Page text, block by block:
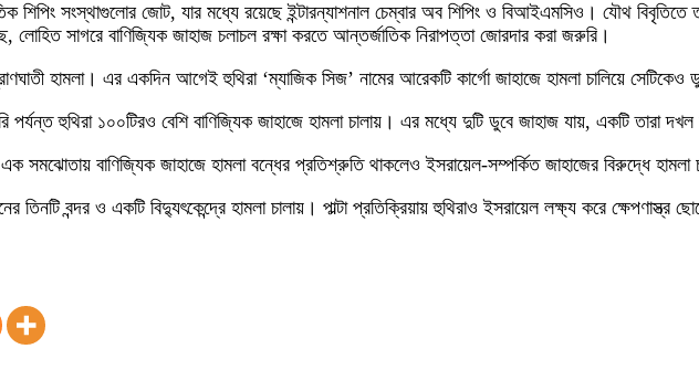
শিপিং সংস্থাগুলোর জোট, যার মধ্যে রয়েছে ইন্টারন্যাশনাল চেম্বার অব শিপিং ও বিআইএমসিও। যৌথ বিবৃতিতে
লোহিত সাগরে বাণিজ্যিক জাহাজ চলাচল রক্ষা করতে আন্তর্জাতিক নিরাপত্তা জোরদার করা জরুরি।
হামলা। এর একদিন আগেই হুথিরা ‘ম্যাজিক সিজ’ নামের আরেকটি কার্গো জাহাজে হামলা চালিয়ে
হুথিরা ১০০টিরও বেশি বাণিজ্যিক জাহাজে হামলা চালায়। এর মধ্যে দুটি ডুবে জাহাজ যায়, একটি তারা
সমঝোতায় বাণিজ্যিক জাহাজে হামলা বন্ধের প্রতিশ্রুতি থাকলেও ইসরায়েল-সম্পর্কিত জাহাজের বিরুদ্ধে হামলা
তিনটি বন্দর ও একটি বিদ্যুৎকেন্দ্রে হামলা চালায়। পাল্টা প্রতিক্রিয়ায় হুথিরাও ইসরায়েল লক্ষ্য করে ক্ষেপণাস্ত্র